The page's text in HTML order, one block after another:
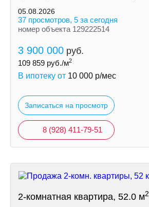
05.08.2026
37 просмотров, 5 за сегодня
номер объекта 129222514
3 900 000 руб.
109 859 руб./м2
В ипотеку от 10 000 р/мес
Записаться на просмотр
8 (928) 411-79-51
2-комнатная квартира, 52.0 м2